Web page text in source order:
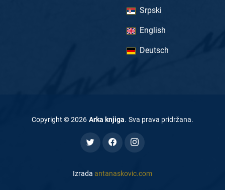
Srpski
English
Deutsch
Copyright ©2026 Arka knjiga. Sva prava pridržana.
Izrada antanaskovic.com